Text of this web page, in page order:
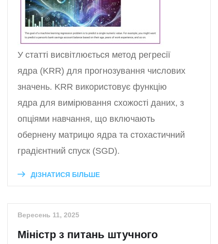
У статті висвітлюється метод регресії
ядра (KRR) для прогнозування числових
значень. KRR використовує функцію
ядра для вимірювання схожості даних, з
опціями навчання, що включають
обернену матрицю ядра та стохастичний
градієнтний спуск (SGD).
ДІЗНАТИСЯ БІЛЬШЕ
Вересень 11, 2025
Міністр з питань штучного